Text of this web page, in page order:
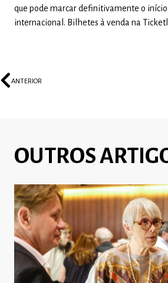
que pode marcar definitivamente o
internacional. Bilhetes à venda na
ANTERIOR
OUTROS